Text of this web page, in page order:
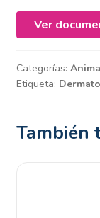
Ver
Categorías:
Etiqueta:
También